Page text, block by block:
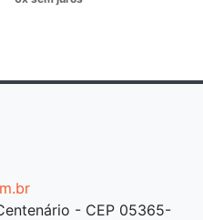
- CEP 05365-